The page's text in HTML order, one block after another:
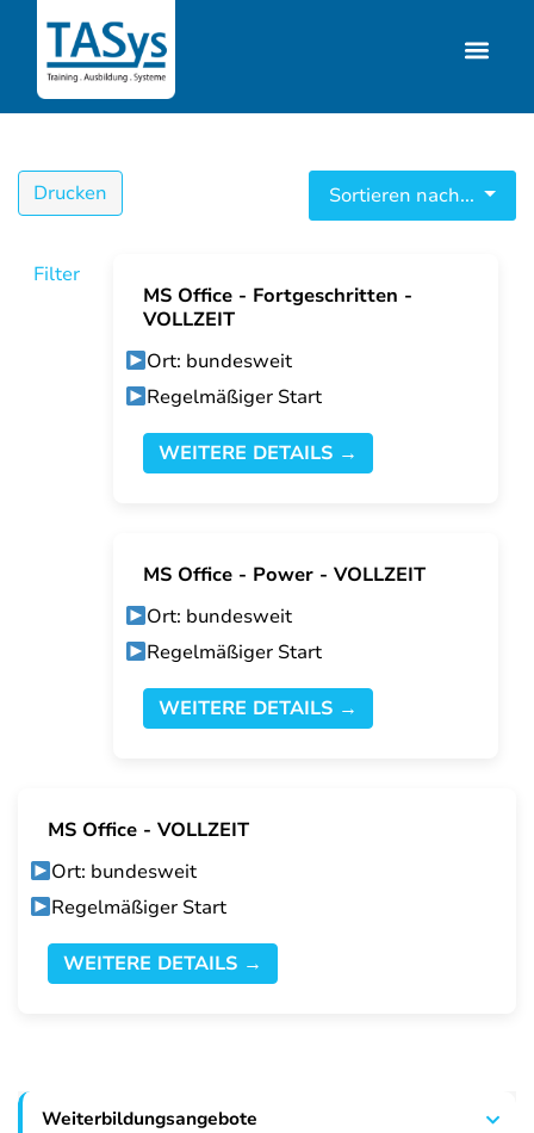
Drucken Sortieren nach...
Filter
MS Office - Fortgeschritten -
VOLLZEIT
Ort: bundesweit
Regelmäßiger Start
WEITERE DETAILS →
MS Office - Power - VOLLZEIT
Ort: bundesweit
Regelmäßiger Start
WEITERE DETAILS →
MS Office - VOLLZEIT
Ort: bundesweit
Regelmäßiger Start
WEITERE DETAILS →
Weiterbildungsangebote